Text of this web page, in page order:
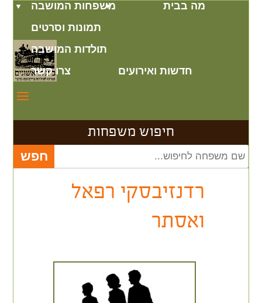
מה בבית
משפחות המושבה
תמונות וסרטים
תולדות המושבה
חדשות ואירועים
צרו קשר
חיפוש משפחות
רדנזיבסקי רפאל
ואסתר